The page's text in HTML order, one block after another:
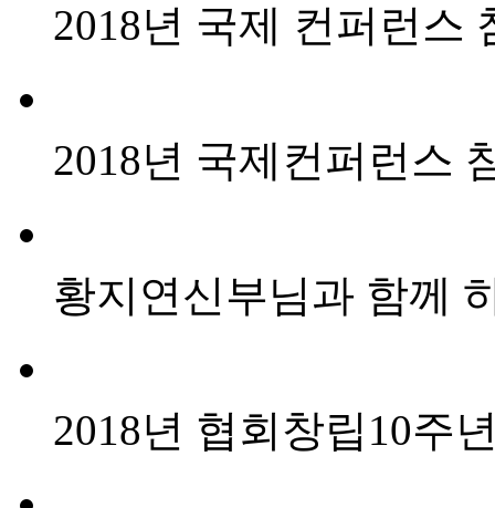
2018년 국제 컨퍼런스
2018년 국제컨퍼런스
황지연신부님과 함께
2018년 협회창립10주